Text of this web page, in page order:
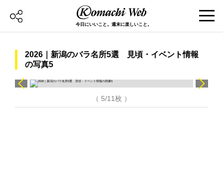
今日にいいこと。週末に楽しいこと。
2026｜新潟のバラ名所5選 見頃・イベント情報
の写真5
（ 5/11枚 ）